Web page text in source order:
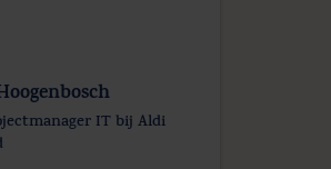
IT bij Aldi